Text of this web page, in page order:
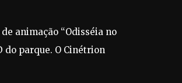
animação “Odisséia no
do parque. O Cinétrion